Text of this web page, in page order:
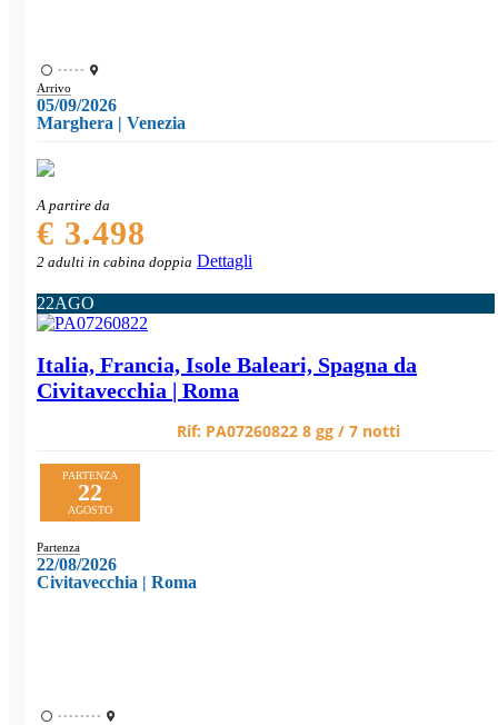
•••••
Arrivo
05/09/2026
Marghera | Venezia
A partire da
€ 3.498
2 adulti in cabina doppia Dettagli
22AGO
Italia, Francia, Isole Baleari, Spagna da
Civitavecchia | Roma
Rif: PA07260822 8 gg / 7 notti
PARTENZA
22
AGOSTO
Partenza
22/08/2026
Civitavecchia | Roma
••••••••